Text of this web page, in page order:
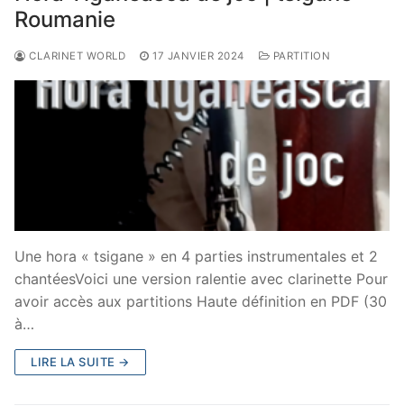
Roumanie
CLARINET WORLD 17 JANVIER 2024 PARTITION
Une hora « tsigane » en 4 parties instrumentales et 2
chantéesVoici une version ralentie avec clarinette Pour
avoir accès aux partitions Haute définition en PDF (30
à…
LIRE LA SUITE →